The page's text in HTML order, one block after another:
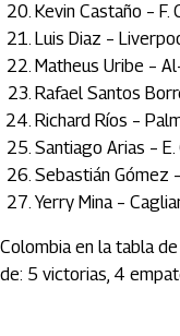
Kevin Castaño – F.
Luis Diaz –
Matheus Uribe –
Rafael Santos
Richard Ríos –
Santiago Arias – E.
Sebastián Gómez
Yerry Mina –
Colombia en la tabla
de: 5 victorias, 4